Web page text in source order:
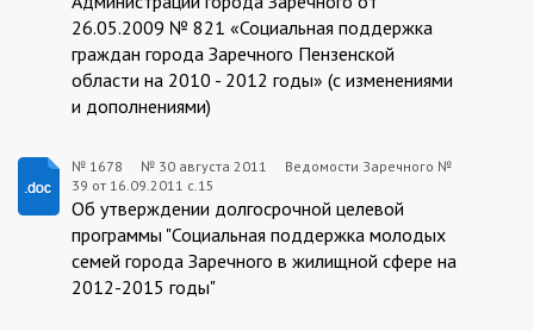
26.05.2009 № 821 «Социальная поддержка
граждан города Заречного Пензенской
области на 2010 - 2012 годы» (с изменениями
и дополнениями)
1678:2011-
№ 1678 № 30 августа 2011
Ведомости Заречного №
39 от 16.09.2011 с.15
Об утверждении долгосрочной целевой
программы "Социальная поддержка молодых
семей города Заречного в жилищной сфере на
2012-2015 годы"